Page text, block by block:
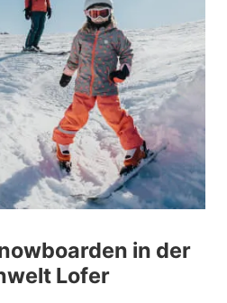
in der
Lofer